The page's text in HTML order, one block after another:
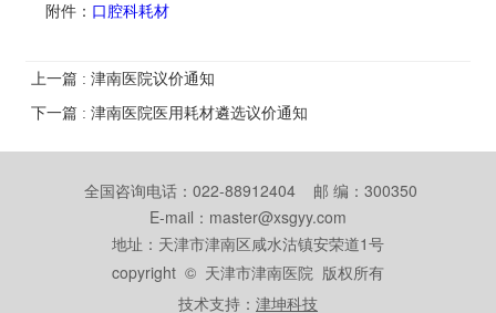
附件： 口腔科耗材
上一篇 : 津南医院议价通知
下一篇 : 津南医院医用耗材遴选议价通知
全国咨询电话：022-88912404 邮 编：300350
E-mail：master@xsgyy.com
地址：天津市津南区咸水沽镇安荣道1号
copyright © 天津市津南医院 版权所有
技术支持： 津坤科技